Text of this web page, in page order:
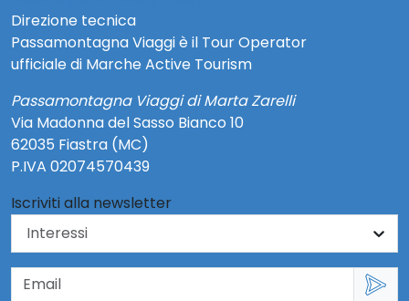
Direzione tecnica
Passamontagna Viaggi è il Tour Operator
ufficiale di Marche Active Tourism
Passamontagna Viaggi di Marta Zarelli
Via Madonna del Sasso Bianco 10
62035 Fiastra (MC)
P.IVA 02074570439
Iscriviti alla newsletter